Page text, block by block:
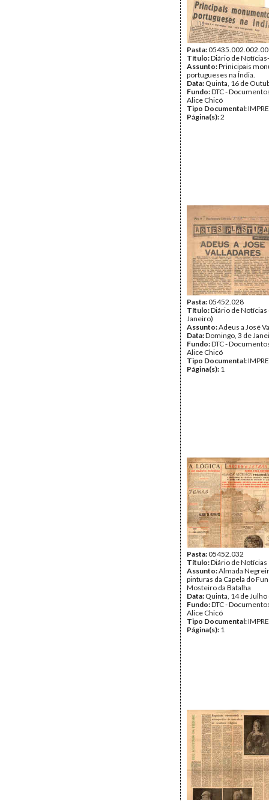
Pasta:
Título:Diário de
Assunto:Prinicipais
portugueses na Índia.
Data: Quinta, 16 de
Fundo:DTC -
Alice Chicó
Tipo Documental:
Página(s):2
Pasta:05452.028
Título:Diário de Notícias
Janeiro)
Assunto:Adeus a José
Data:Domingo, 3 de
Fundo:DTC -
Alice Chicó
Tipo Documental:
Página(s): 1
Pasta:05452.032
Título:Diário de Notícias
Assunto:Almada
pinturas da Capela do
Mosteiro da Batalha
Data: Quinta, 14 de
Fundo:DTC -
Alice Chicó
Tipo Documental:
Página(s): 1